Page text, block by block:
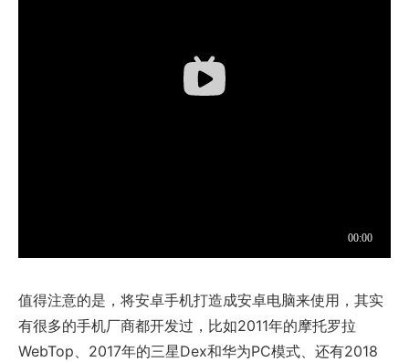
值得注意的是，将安卓手机打造成安卓电脑来使用，其实
有很多的手机厂商都开发过，比如2011年的摩托罗拉
WebTop、2017年的三星Dex和华为PC模式、还有2018